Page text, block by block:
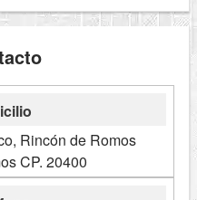
Rincón de Romos
CP. 20400